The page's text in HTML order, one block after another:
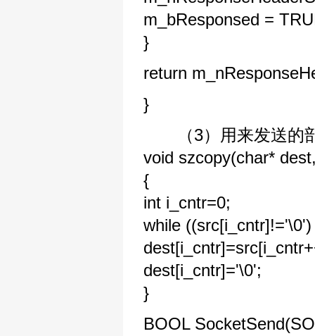
m_bResponsed =
}
return
}
（3）用来发送的
void szcopy(char*
{
int i_cntr=0;
while
dest[i_cntr]='\0';
}
BOOL